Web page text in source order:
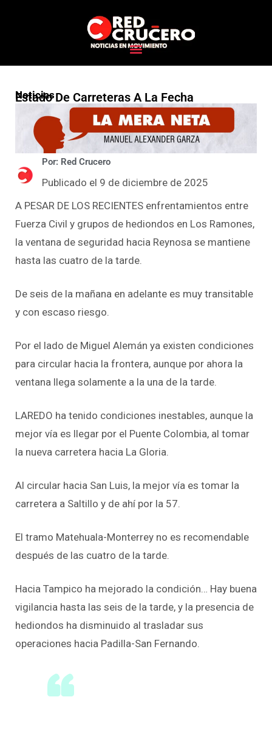
Noticias
Estado De Carreteras A La Fecha
Por: Red Crucero
Publicado el 9 de diciembre de 2025
A PESAR DE LOS RECIENTES enfrentamientos entre
Fuerza Civil y grupos de hediondos en Los Ramones,
la ventana de seguridad hacia Reynosa se mantiene
hasta las cuatro de la tarde.
De seis de la mañana en adelante es muy transitable
y con escaso riesgo.
Por el lado de Miguel Alemán ya existen condiciones
para circular hacia la frontera, aunque por ahora la
ventana llega solamente a la una de la tarde.
LAREDO ha tenido condiciones inestables, aunque la
mejor vía es llegar por el Puente Colombia, al tomar
la nueva carretera hacia La Gloria.
Al circular hacia San Luis, la mejor vía es tomar la
carretera a Saltillo y de ahí por la 57.
El tramo Matehuala-Monterrey no es recomendable
después de las cuatro de la tarde.
Hacia Tampico ha mejorado la condición… Hay buena
vigilancia hasta las seis de la tarde, y la presencia de
hediondos ha disminuido al trasladar sus
operaciones hacia Padilla-San Fernando.